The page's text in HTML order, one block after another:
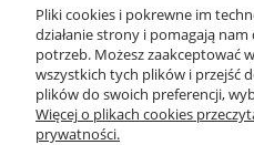
PŁATNOŚCI
Pliki cookies i pokrewne im
działanie strony i pomagają
potrzeb. Możesz zaakceptować
wszystkich tych plików i przejść
plików do swoich preferencji,
Więcej o plikach cookies
prywatności.